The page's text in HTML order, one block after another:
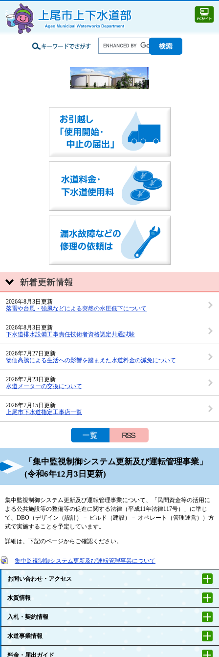
2026年8月3日更新
落雷や台風・強風などによる突然の水圧低下について
2026年8月3日更新
下水道排水設備工事責任技術者資格認定共通試験
2026年7月27日更新
物価高騰による生活への影響を踏まえた水道料金の減免について
2026年7月23日更新
水道メーターの交換について
2026年7月15日更新
上尾市下水道指定工事店一覧
「集中監視制御システム更新及び運転管理事業」
(令和6年12月3日更新)
集中監視制御システム更新及び運転管理事業について、「民間資金等の活用に
よる公共施設等の整備等の促進に関する法律（平成11年法律117号）」に準じ
て、DBO（デザイン（設計）－ ビルド（建設）－ オペレート（管理運営））方
式で実施することを予定しています。
詳細は、下記のページからご確認ください。
集中監視制御システム更新及び運転管理事業について
お問い合わせ・アクセス
水質情報
入札・契約情報
水道事業情報
料金・届出ガイド